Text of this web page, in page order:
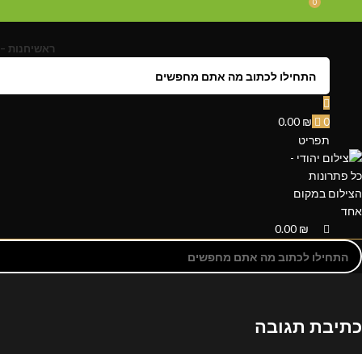
ראשיחנות
0
0.00 ₪
תפריט
0
0.00 ₪
כתיבת תגובה